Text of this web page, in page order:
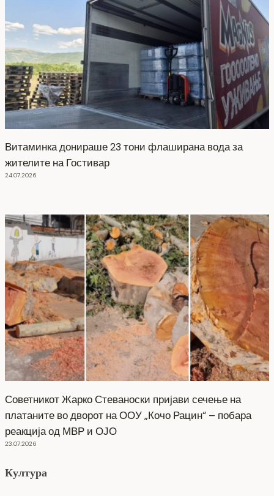
Витаминка донираше 23 тони флаширана вода за
жителите на Гостивар
24.07.2026
Советникот Жарко Стеваноски пријави сечење на
платаните во дворот на ООУ „Кочо Рацин“ – побара
реакција од МВР и ОЈО
23.07.2026
Култура